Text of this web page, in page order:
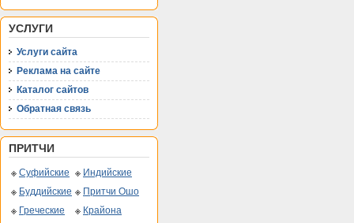
УСЛУГИ
Услуги сайта
Реклама на сайте
Каталог сайтов
Обратная связь
ПРИТЧИ
Суфийские
Индийские
Буддийские
Притчи Ошо
Греческие
Крайона